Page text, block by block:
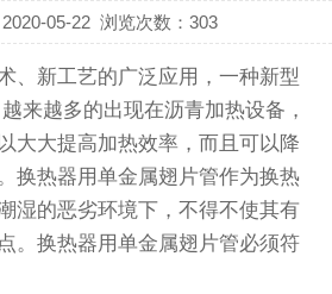
05-22 浏览次数：303
、新工艺的广泛应用，一种新型
越来越多的出现在沥青加热设备，
大大提高加热效率，而且可以降
换热器用单金属翅片管作为换热
湿的恶劣环境下，不得不使其有
。换热器用单金属翅片管必须符